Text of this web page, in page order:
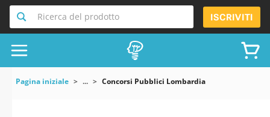
Ricerca del prodotto ISCRIVITI
Pagina iniziale ... Concorsi Pubblici Lombardia